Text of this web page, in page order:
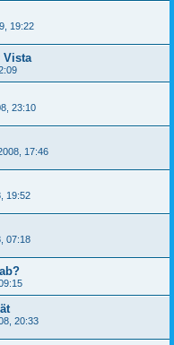
19:22
Vista
23:10
17:46
19:52
07:18
20:33